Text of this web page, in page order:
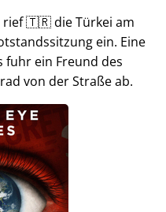
rief 🇹🇷 die Türkei am
ein. Eine
fuhr ein Freund des
von der Straße ab.